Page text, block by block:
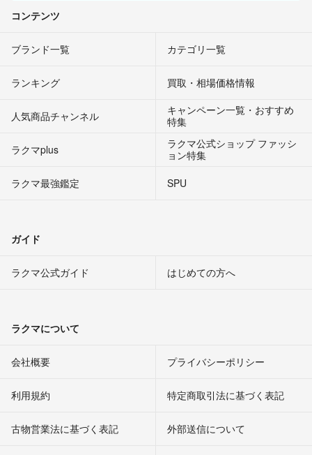
コンテンツ
ブランド一覧 カテゴリ一覧
ランキング 買取・相場価格情報
人気商品チャンネル
キャンペーン一覧・おすすめ
特集
ラクマplus
ラクマ公式ショップ ファッシ
ョン特集
ラクマ最強鑑定
SPU
ガイド
ラクマ公式ガイド はじめての方へ
ラクマについて
会社概要 プライバシーポリシー
利用規約 特定商取引法に基づく表記
古物営業法に基づく表記 外部送信について